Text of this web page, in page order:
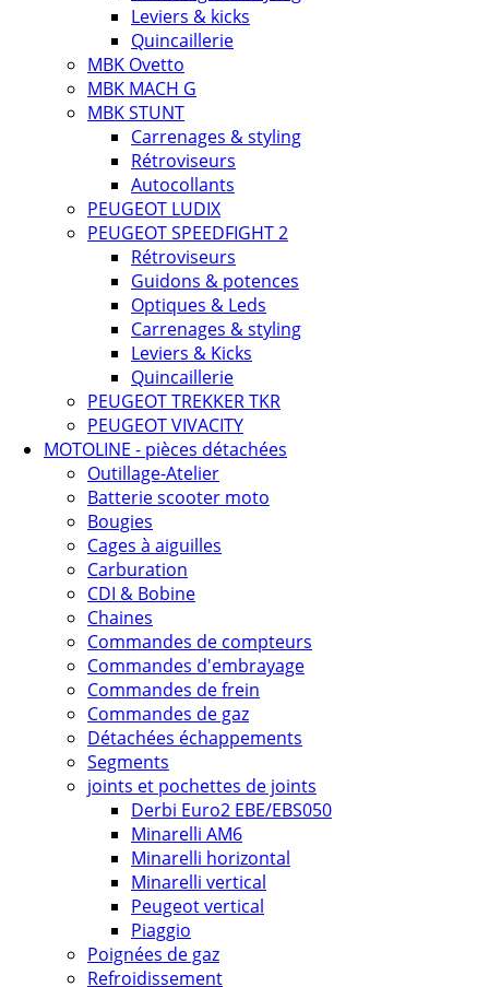
Leviers & kicks
Quincaillerie
MBK Ovetto
MBK MACH G
MBK STUNT
Carrenages & styling
Rétroviseurs
Autocollants
PEUGEOT LUDIX
PEUGEOT SPEEDFIGHT 2
Rétroviseurs
Guidons & potences
Optiques & Leds
Carrenages & styling
Leviers & Kicks
Quincaillerie
PEUGEOT TREKKER TKR
PEUGEOT VIVACITY
MOTOLINE - pièces détachées
Outillage-Atelier
Batterie scooter moto
Bougies
Cages à aiguilles
Carburation
CDI & Bobine
Chaines
Commandes de compteurs
Commandes d'embrayage
Commandes de frein
Commandes de gaz
Détachées échappements
Segments
joints et pochettes de joints
Derbi Euro2 EBE/EBS050
Minarelli AM6
Minarelli horizontal
Minarelli vertical
Peugeot vertical
Piaggio
Poignées de gaz
Refroidissement